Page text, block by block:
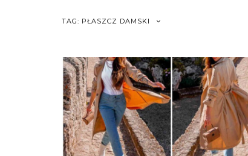
TAG: PŁASZCZ DAMSKI